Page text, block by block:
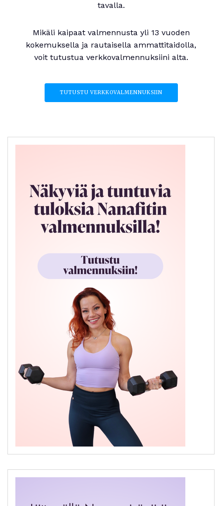
tavalla.
Mikäli kaipaat valmennusta yli 13 vuoden
kokemuksella ja rautaisella ammattitaidolla,
voit tutustua verkkovalmennuksiini alta.
TUTUSTU VERKKOVALMENNUKSIIN